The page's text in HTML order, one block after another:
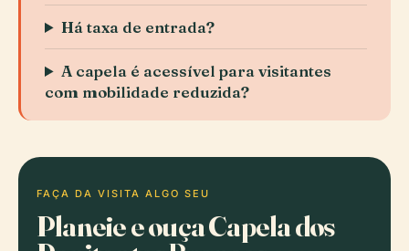
Há taxa de entrada?
A capela é acessível para visitantes
com mobilidade reduzida?
FAÇA DA VISITA ALGO SEU
Planeie e ouça Capela dos